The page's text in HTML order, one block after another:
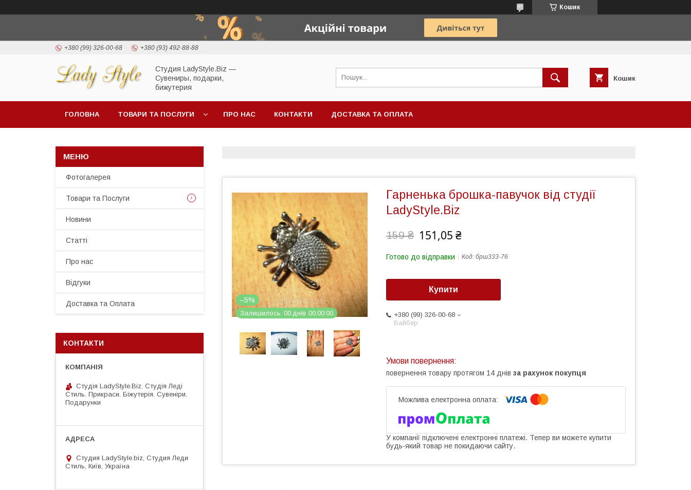
Кошик
+380 (99) 326-00-68 +380 (93) 492-88-88
Студия LadyStyle.Biz —
Сувениры, подарки,
бижутерия
Кошик
ГОЛОВНА ТОВАРИ ТА ПОСЛУГИ ПРО НАС КОНТАКТИ ДОСТАВКА ТА ОПЛАТА
–5%
Залишилось 00 днів 00 00 00
Гарненька брошка-павучок від студії
LadyStyle.Biz
159 ₴ 151,05 ₴
Готово до відправки Код: брш333-76
Купити
+380 (99) 326-00-68
Вайбер
повернення товару протягом 14 днів за рахунок покупця
У компанії підключені електронні платежі. Тепер ви можете купити
будь-який товар не покидаючи сайту.
Фотогалерея
Товари та Послуги
Новини
Статті
Про нас
Відгуки
Доставка та Оплата
КОНТАКТИ
Студія LadyStyle.Biz. Студія Леді
Стиль. Прикраси. Біжутерія. Сувеніри.
Подарунки
Студия LadyStyle.biz, Студия Леди
Стиль, Київ, Україна